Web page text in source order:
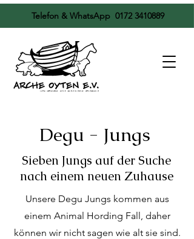
Telefon & WhatsApp 0172 3410889
Degu - Jungs
Sieben Jungs auf der Suche
nach einem neuen Zuhause
Unsere Degu Jungs kommen aus
einem Animal Hording Fall, daher
können wir nicht sagen wie alt sie sind.